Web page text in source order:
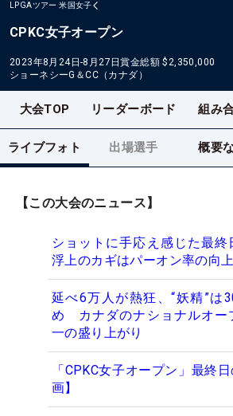
LPGAツアー 米国女子
CPKC女子オープン
2023年8月24日-8月27日賞金総額 $2,350,000
ショーネシーG＆CC（カナダ）
大会TOP リーダーボード 組み
ライブフォト 出場選手 概要
【この大会のニュース】
ショットに手応え感じた最
浮上のカギはパーオン率の向上
延べ6万人が熱狂、“妖精”は
め カナダのナショナルオー
一の盛り上がり
「CPKC女子オープン」最終
画】